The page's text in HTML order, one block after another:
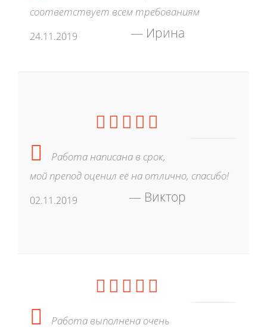
соответствует всем требованиям
24.11.2019 Ирина
Работа написана в срок,
мой препод оценил её на отлично, спасибо!
02.11.2019 Виктор
Работа выполнена очень